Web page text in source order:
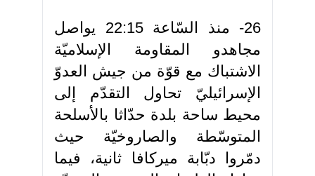
26- منذ السّاعة 22:15 يواصل
مجاهدو المقاومة الإسلاميّة
الاشتباك مع قوّة من جيش العدوّ
الإسرائيليّ تحاول التقدّم إلى
محيط ساحة بلدة حدّاثا بالأسلحة
المتوسّطة والصاروخيّة حيث
دمّروا دبّابة ميركافا ثانية، فيما